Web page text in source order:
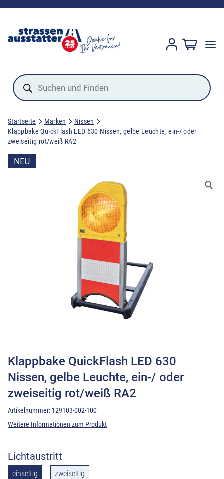
Products
search
Startseite Marken
Nissen
Klappbake QuickFlash LED 630 Nissen, gelbe Leuchte, ein-/ oder
zweiseitig rot/weiß RA2
NEU
Klappbake QuickFlash LED 630
Nissen, gelbe Leuchte, ein-/ oder
zweiseitig rot/weiß RA2
Artikelnummer: 129103-002-100
Weitere Informationen zum Produkt
Lichtaustritt
einseitig zweiseitig